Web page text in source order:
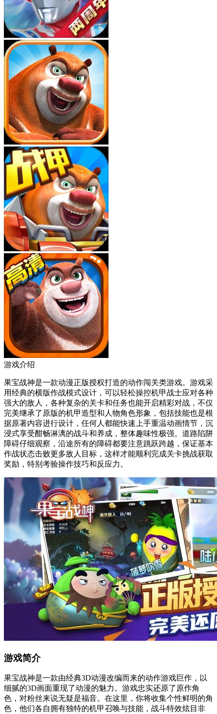
游戏介绍
果宝战神是一款动漫正版授权打造的动作闯关类游戏。游戏采
用经典的横版作战模式设计，可以轻松操控机甲战士应对各种
强大的敌人，各种复杂的关卡和任务也能开启精彩对战，不仅
完美继承了原版的机甲造型和人物角色形象，包括技能也是根
据原著内容进行设计，任何人都能快速上手重温动画情节，沉
浸式享受酣畅淋漓的战斗和养成，整体趣味性极强。道路陷阱
障碍仔细观察，沿途所有的障碍都要注意跳跃跨越，保证基本
作战状态击败更多敌人目标，这样才能顺利完成关卡挑战获取
奖励，特别考验操作技巧和反应力。
游戏简介
果宝战神是一款由经典3D动漫改编而来的动作游戏巨作，以
细腻的3D画面重现了动漫的魅力。游戏忠实还原了原作角
色，对粉丝来说无疑是福音。在这里，你将收集个性鲜明的角
色，他们各自拥有独特的机甲召唤与技能，战斗特效炫目非